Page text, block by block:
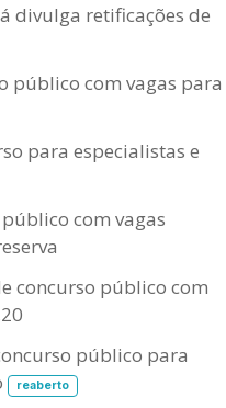
divulga retificações de
público com vagas para
para especialistas e
com vagas
concurso público com
público para
reaberto